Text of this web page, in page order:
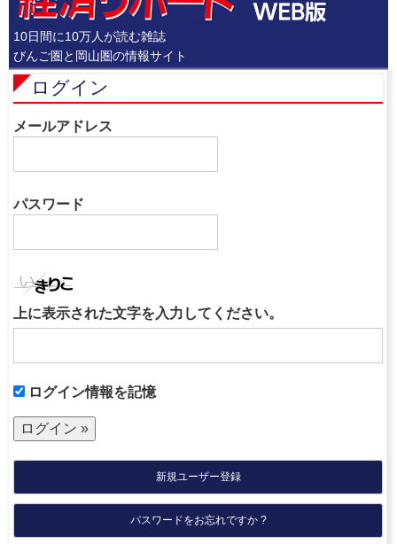
10日間に10万人が読む雑誌
びんご圏と岡山圏の情報サイト
ログイン
メールアドレス
パスワード
上に表示された文字を入力してください。
ログイン情報を記憶
新規ユーザー登録
パスワードをお忘れですか ?